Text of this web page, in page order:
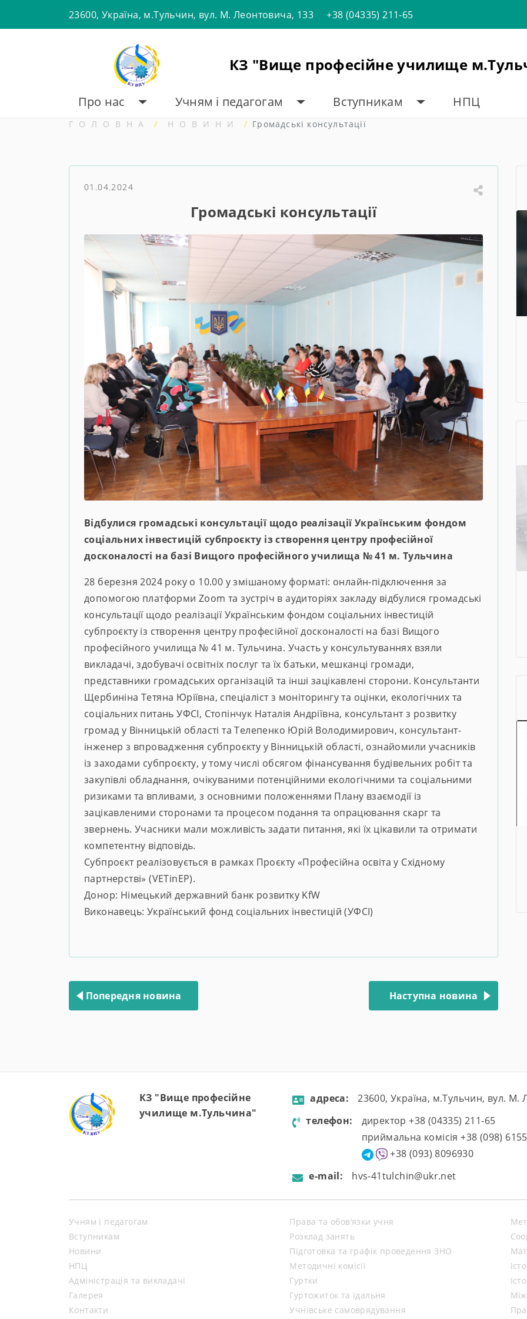
23600, Україна, м.Тульчин, вул. М. Леонтовича, 133 +38 (04335) 211-65
КЗ "Вище професійне училище
Про нас Учням і педагогам Вступникам НПЦ
ГОЛОВНА НОВИНИ Громадські консультації
01.04.2024
Громадські консультації
Відбулися громадські консультації щодо реалізації Українським фондом
соціальних інвестицій субпроєкту із створення центру професійної
досконалості на базі Вищого професійного училища № 41 м. Тульчина
28 березня 2024 року о 10.00 у змішаному форматі: онлайн-підключення за
допомогою платформи Zoom та зустріч в аудиторіях закладу відбулися громадські
консультації щодо реалізації Українським фондом соціальних інвестицій
субпроєкту із створення центру професійної досконалості на базі Вищого
професійного училища № 41 м. Тульчина. Участь у консультуваннях взяли
викладачі, здобувачі освітніх послуг та їх батьки, мешканці громади,
представники громадських організацій та інші зацікавлені сторони. Консультанти
Щербиніна Тетяна Юріївна, спеціаліст з моніторингу та оцінки, екологічних та
соціальних питань УФСІ, Стопінчук Наталія Андріївна, консультант з розвитку
громад у Вінницькій області та Телепенко Юрій Володимирович, консультант-
інженер з впровадження субпроєкту у Вінницькій області, ознайомили учасників
із заходами субпроєкту, у тому числі обсягом фінансування будівельних робіт та
закупівлі обладнання, очікуваними потенційними екологічними та соціальними
ризиками та впливами, з основними положеннями Плану взаємодії із
зацікавленими сторонами та процесом подання та опрацювання скарг та
звернень. Учасники мали можливість задати питання, які їх цікавили та отримати
компетентну відповідь.
Субпроєкт реалізовується в рамках Проєкту «Професійна освіта у Східному
партнерстві» (VETinEP).
Донор: Німецький державний банк розвитку KfW
Виконавець: Український фонд соціальних інвестицій (УФСІ)
записів
Попередня новина Наступна новина
КЗ "Вище професійне
училище м.Тульчина"
aдресa:
23600, Україна, м.Тульчин, вул. М.
телефон:
директор +38 (04335) 211-65
приймальна комісія +38 (098)
+38 (093) 8096930
e-mail:
hvs-41tulchin@ukr.net
Учням і педагогам
Вступникам
Новини
НПЦ
Адміністрація та викладачі
Галерея
Контакти
Права та обов’язки учня
Розклад занять
Підготовка та графік проведення ЗНО
Методичні комісії
Гуртки
Гуртожиток та їдальня
Учнівське самоврядування